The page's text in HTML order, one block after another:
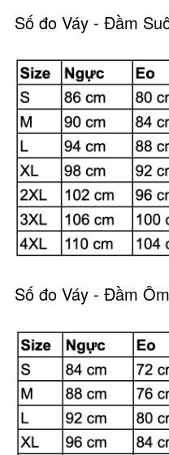
Số đo Váy - Đầm
Số đo Váy - Đầm Ôm